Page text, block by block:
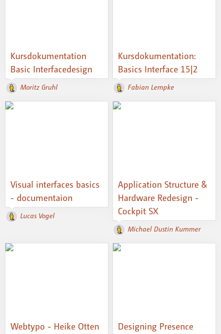
Kursdokumentation
Basic Interfacedesign
Moritz Gruhl
Kursdokumentation:
Basics Interface 15|2
Fabian Lempke
Visual interfaces basics
- documentaion
Lucas Vogel
Application Structure &
Hardware Redesign -
Cockpit SX
Michael Dustin Kummer
Webtypo - Heike Otten Designing Presence